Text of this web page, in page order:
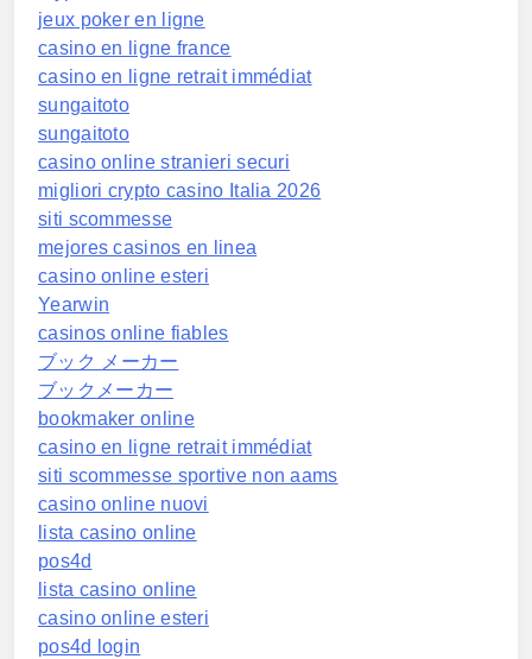
jeux poker en ligne
casino en ligne france
casino en ligne retrait immédiat
sungaitoto
sungaitoto
casino online stranieri securi
migliori crypto casino Italia 2026
siti scommesse
mejores casinos en linea
casino online esteri
Yearwin
casinos online fiables
ブック メーカー
ブックメーカー
bookmaker online
casino en ligne retrait immédiat
siti scommesse sportive non aams
casino online nuovi
lista casino online
pos4d
lista casino online
casino online esteri
pos4d login